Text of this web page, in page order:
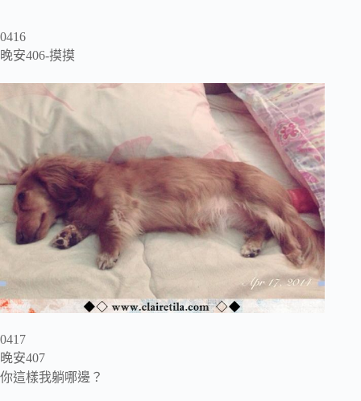
0416
晚安406-摸摸
0417
晚安407
你這樣我躺哪邊？